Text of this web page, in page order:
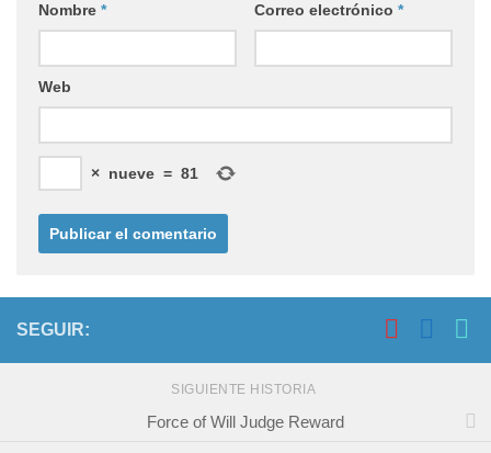
Nombre * Correo electrónico *
Web
× nueve = 81
SEGUIR:
SIGUIENTE HISTORIA
Force of Will Judge Reward